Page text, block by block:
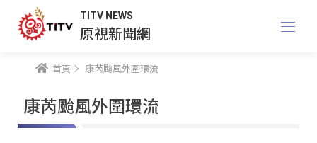
TITV NEWS
原視新聞網
首頁 康芮颱風外圍環流
康芮颱風外圍環流